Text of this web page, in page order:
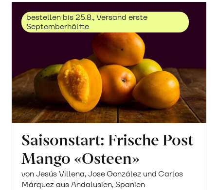
bestellen bis 25.8., Versand erste
Septemberhälfte
Saisonstart: Frische Post
Mango «Osteen»
von Jesús Villena, Jose González und Carlos
Márquez aus Andalusien, Spanien